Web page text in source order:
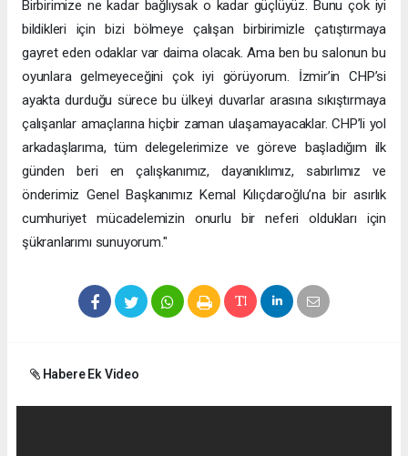
Birbirimize ne kadar bağlıysak o kadar güçlüyüz. Bunu çok iyi
bildikleri için bizi bölmeye çalışan birbirimizle çatıştırmaya
gayret eden odaklar var daima olacak. Ama ben bu salonun bu
oyunlara gelmeyeceğini çok iyi görüyorum. İzmir’in CHP’si
ayakta durduğu sürece bu ülkeyi duvarlar arasına sıkıştırmaya
çalışanlar amaçlarına hiçbir zaman ulaşamayacaklar. CHP’li yol
arkadaşlarıma, tüm delegelerimize ve göreve başladığım ilk
günden beri en çalışkanımız, dayanıklımız, sabırlımız ve
önderimiz Genel Başkanımız Kemal Kılıçdaroğlu’na bir asırlık
cumhuriyet mücadelemizin onurlu bir neferi oldukları için
şükranlarımı sunuyorum."
Habere Ek Video